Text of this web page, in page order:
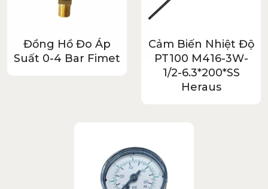
Đồng Hồ Đo Áp
Suất 0-4 Bar Fimet
Cảm Biến Nhiệt Độ
PT100 M416-3W-
1/2-6.3*200*SS
Heraus